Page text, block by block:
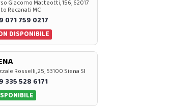
Giacomo Matteotti, 156, 62017
Recanati MC
071 759 0217
DISPONIBILE
Rosselli, 25, 53100 Siena SI
335 528 6171